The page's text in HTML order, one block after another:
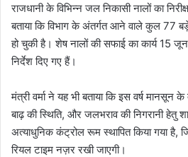
राजधानी के विभिन्न जल निकासी नालों का
बताया कि विभाग के अंतर्गत आने वाले कुल 77
हो चुकी है। शेष नालों की सफाई का कार्य
निर्देश दिए गए हैं।
मंत्री वर्मा ने यह भी बताया कि इस वर्ष मानसून
बाढ़ की स्थिति, और जलभराव की निगरानी हेतु
अत्याधुनिक कंट्रोल रूम स्थापित किया गया है,
रियल टाइम नज़र रखी जाएगी।